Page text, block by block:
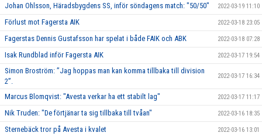
Johan Ohlsson, Häradsbygdens SS, inför söndagens match: "50/50" 2022-03-19 11:10
Förlust mot Fagersta AIK 2022-03-18 23:05
Fagerstas Dennis Gustafsson har spelat i både FAIK och ABK 2022-03-18 07:28
Isak Rundblad inför Fagersta AIK 2022-03-17 19:54
Simon Broström: ”Jag hoppas man kan komma tillbaka till division
2”.
2022-03-17 16:34
Marcus Blomqvist: "Avesta verkar ha ett stabilt lag" 2022-03-17 11:17
Nik Truden: "De förtjänar ta sig tillbaka till tvåan" 2022-03-16 18:35
Sternebäck tror på Avesta i kvalet 2022-03-16 13:01